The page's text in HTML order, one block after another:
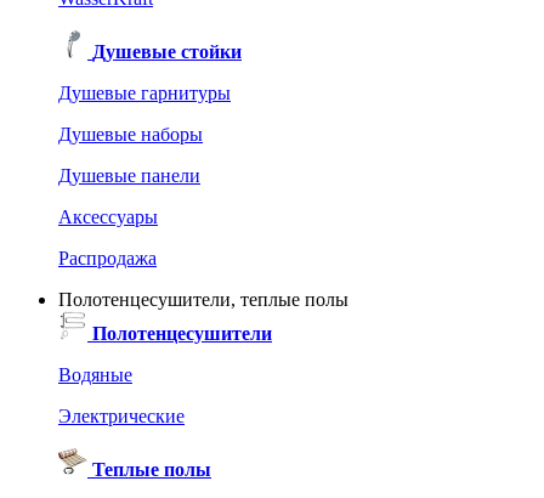
Душевые стойки
Душевые гарнитуры
Душевые наборы
Душевые панели
Аксессуары
Распродажа
Полотенцесушители, теплые полы
Полотенцесушители
Водяные
Электрические
Теплые полы